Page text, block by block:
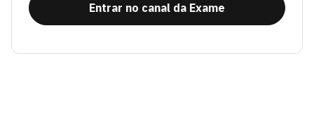
Entrar no canal da Exame